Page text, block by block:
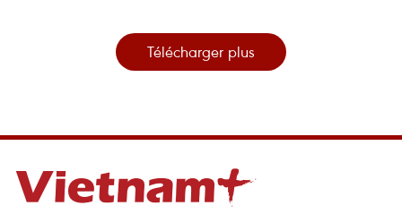
Télécharger plus